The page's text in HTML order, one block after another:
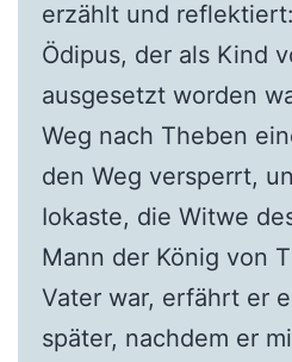
erzählt und reflektiert:
Ödipus, der als Kind
ausgesetzt worden
Weg nach Theben
den Weg versperrt,
Iokaste, die Witwe
Mann der König von
Vater war, erfährt er
später, nachdem er